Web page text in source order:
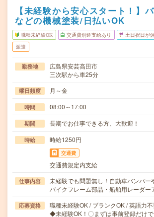
【未経験から安心スタート！】
などの機械塗装/日払いOK
職種未経験OK 交通費別途支給あり 土日祝日が
派遣
勤務地
広島県安芸高田市
三次駅から車25分
曜日頻度 月～金
時間 08:00～17:00
期間 長期でお仕事できる方、大歓迎！
時給 時給1250円
交通費
交通費規定内支給
仕事内容
未経験でも問題無し！自動車バンパー
バイクフレーム部品・船舶用レーダ
応募資格
職種未経験OK / ブランクOK / 英語力
◆未経験OK！〇まずは事前登録だけ